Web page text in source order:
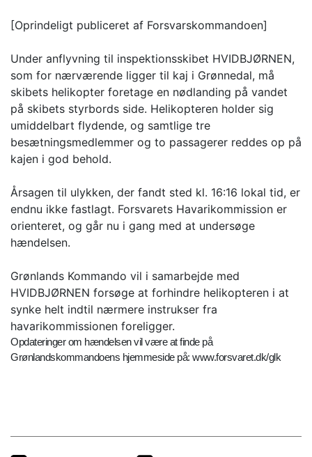
[Oprindeligt publiceret af Forsvarskommandoen]
Under anflyvning til inspektionsskibet HVIDBJØRNEN,
som for nærværende ligger til kaj i Grønnedal, må
skibets helikopter foretage en nødlanding på vandet
på skibets styrbords side. Helikopteren holder sig
umiddelbart flydende, og samtlige tre
besætningsmedlemmer og to passagerer reddes op på
kajen i god behold.
Årsagen til ulykken, der fandt sted kl. 16:16 lokal tid, er
endnu ikke fastlagt. Forsvarets Havarikommission er
orienteret, og går nu i gang med at undersøge
hændelsen.
Grønlands Kommando vil i samarbejde med
HVIDBJØRNEN forsøge at forhindre helikopteren i at
synke helt indtil nærmere instrukser fra
havarikommissionen foreligger.
Opdateringer om hændelsen vil være at finde på
Grønlandskommandoens hjemmeside på: www.forsvaret.dk/glk